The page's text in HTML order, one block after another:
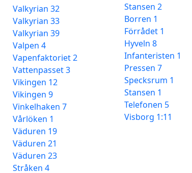
Valkyrian 32
Valkyrian 33
Valkyrian 39
Valpen 4
Vapenfaktoriet 2
Vattenpasset 3
Vikingen 12
Vikingen 9
Vinkelhaken 7
Vårlöken 1
Väduren 19
Väduren 21
Väduren 23
Stråken 4
Stansen 2
Borren 1
Förrådet 1
Hyveln 8
Infanteristen 1
Pressen 7
Specksrum 1
Stansen 1
Telefonen 5
Visborg 1:11